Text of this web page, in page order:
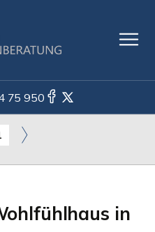
75 950
in